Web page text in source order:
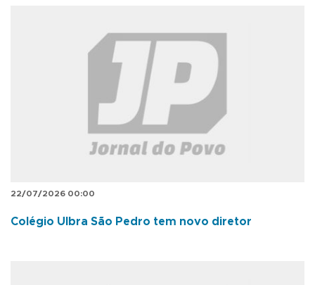
22/07/2026 00:00
Colégio Ulbra São Pedro tem novo diretor